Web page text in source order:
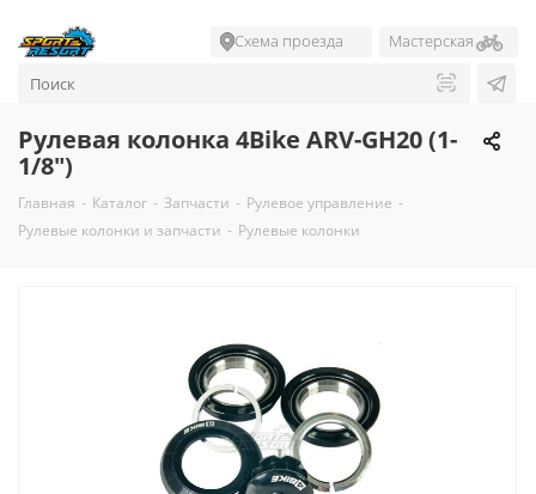
Схема проезда Мастерская
Рулевая колонка 4Bike ARV-GH20 (1-
1/8")
Главная - Каталог - Запчасти - Рулевое управление -
Рулевые колонки и запчасти - Рулевые колонки